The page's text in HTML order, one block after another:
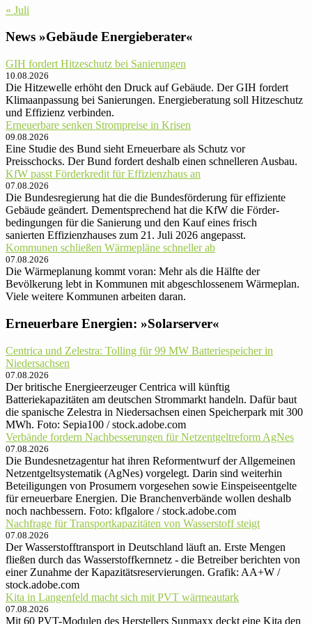
« Juli
News »Gebäude Energieberater«
GIH fordert Hitzeschutz bei Sanierungen
10.08.2026
Die Hitzewelle erhöht den Druck auf Gebäude. Der GIH fordert
Klimaanpassung bei Sanierungen. Energieberatung soll Hitzeschutz
und Effizienz verbinden.
Erneuerbare senken Strompreise in Krisen
09.08.2026
Eine Studie des Bund sieht Erneuerbare als Schutz vor
Preisschocks. Der Bund fordert deshalb einen schnelleren Ausbau.
KfW passt Förderkredit für Effizienzhaus an
07.08.2026
Die Bundesregierung hat die die Bundes­förderung für effiziente
Gebäude geändert. Dementsprechend hat die KfW die Förder­
bedingungen für die Sanierung und den Kauf eines frisch
sanierten Effizienzhauses‍‌ zum 21. Juli 2026 angepasst.
Kommunen schließen Wärmepläne schneller ab
07.08.2026
Die Wärmeplanung kommt voran: Mehr als die Hälfte der
Bevölkerung lebt in Kommunen mit abgeschlossenem Wärmeplan.
Viele weitere Kommunen arbeiten daran.
Erneuerbare Energien: »Solarserver«
Centrica und Zelestra: Tolling für 99 MW Batteriespeicher in
Niedersachsen
07.08.2026
Der britische Energieerzeuger Centrica will künftig
Batteriekapazitäten am deutschen Strommarkt handeln. Dafür baut
die spanische Zelestra in Niedersachsen einen Speicherpark mit 300
MWh. Foto: Sepia100 / stock.adobe.com
Verbände fordern Nachbesserungen für Netzentgeltreform AgNes
07.08.2026
Die Bundesnetzagentur hat ihren Reformentwurf der Allgemeinen
Netzentgeltsystematik (AgNes) vorgelegt. Darin sind weiterhin
Beteiligungen von Prosumern vorgesehen sowie Einspeiseentgelte
für erneuerbare Energien. Die Branchenverbände wollen deshalb
noch nachbessern. Foto: kflgalore / stock.adobe.com
Nachfrage für Transportkapazitäten von Wasserstoff steigt
07.08.2026
Der Wasserstofftransport in Deutschland läuft an. Erste Mengen
fließen durch das Wasserstoffkernnetz - die Betreiber berichten von
einer Zunahme der Kapazitätsreservierungen. Grafik: AA+W /
stock.adobe.com
Kita in Langenfeld macht sich mit PVT wärmeautark
07.08.2026
Mit 60 PVT-Modulen des Herstellers Sunmaxx deckt eine Kita den